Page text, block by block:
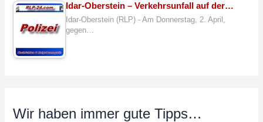
Idar-Oberstein – Verkehrsunfall auf der…
Idar-Oberstein (RLP) - Am Donnerstag, 2. April,
gegen…
Wir haben immer gute Tipps…